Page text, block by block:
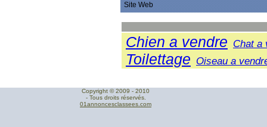
Site Web
Chien a vendre Chat a
Toilettage Oiseau a
Copyright © 2009 - 2010
- Tous droits réservés.
01annoncesclassees.com